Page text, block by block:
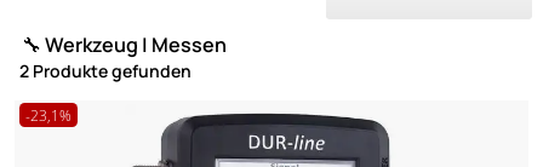
BEFESTIGEN
MONTAGEHILFEN SCHNEIDEN
🔧 Werkzeug | Messen
2 Produkte gefunden